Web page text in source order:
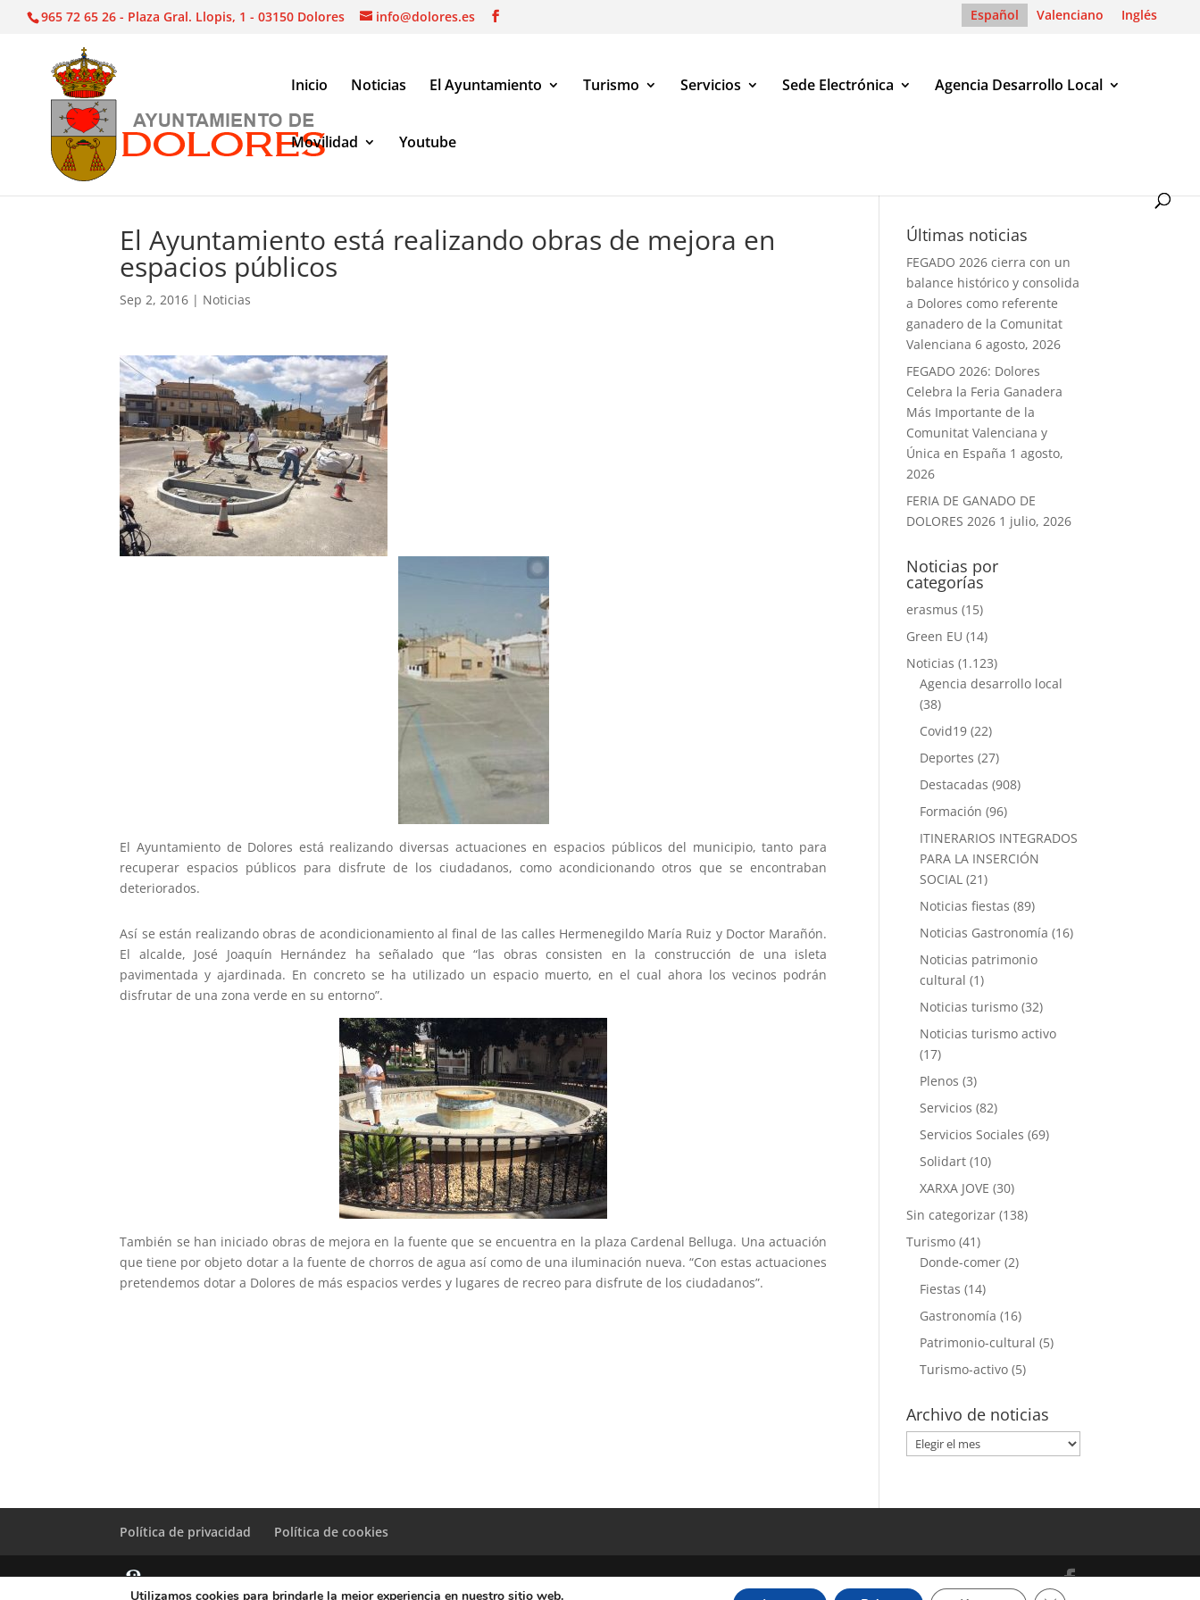
965 72 65 26 - Plaza Gral. Llopis, 1 - 03150 Dolores info@dolores.es Español Valenciano Inglés
Inicio Noticias El Ayuntamiento Turismo Servicios Sede Electrónica Agencia Desarrollo Local
Movilidad Youtube
El Ayuntamiento está realizando obras de mejora en
espacios públicos
Sep 2, 2016 | Noticias
El Ayuntamiento de Dolores está realizando diversas actuaciones en espacios públicos del municipio, tanto para
recuperar espacios públicos para disfrute de los ciudadanos, como acondicionando otros que se encontraban
deteriorados.
Así se están realizando obras de acondicionamiento al final de las calles Hermenegildo María Ruiz y Doctor Marañón.
El alcalde, José Joaquín Hernández ha señalado que “las obras consisten en la construcción de una isleta
pavimentada y ajardinada. En concreto se ha utilizado un espacio muerto, en el cual ahora los vecinos podrán
disfrutar de una zona verde en su entorno”.
También se han iniciado obras de mejora en la fuente que se encuentra en la plaza Cardenal Belluga. Una actuación
que tiene por objeto dotar a la fuente de chorros de agua así como de una iluminación nueva. “Con estas actuaciones
pretendemos dotar a Dolores de más espacios verdes y lugares de recreo para disfrute de los ciudadanos”.
Últimas noticias
FEGADO 2026 cierra con un
balance histórico y consolida
a Dolores como referente
ganadero de la Comunitat
Valenciana 6 agosto, 2026
FEGADO 2026: Dolores
Celebra la Feria Ganadera
Más Importante de la
Comunitat Valenciana y
Única en España 1 agosto,
2026
FERIA DE GANADO DE
DOLORES 2026 1 julio, 2026
Noticias por
categorías
erasmus (15)
Green EU (14)
Noticias (1.123)
Agencia desarrollo local
(38)
Covid19 (22)
Deportes (27)
Destacadas (908)
Formación (96)
ITINERARIOS INTEGRADOS
PARA LA INSERCIÓN
SOCIAL (21)
Noticias fiestas (89)
Noticias Gastronomía (16)
Noticias patrimonio
cultural (1)
Noticias turismo (32)
Noticias turismo activo
(17)
Plenos (3)
Servicios (82)
Servicios Sociales (69)
Solidart (10)
XARXA JOVE (30)
Sin categorizar (138)
Turismo (41)
Donde-comer (2)
Fiestas (14)
Gastronomía (16)
Patrimonio-cultural (5)
Turismo-activo (5)
Archivo de noticias
Archivo
de
Política de privacidad Política de cookies
Utilizamos cookies para brindarle la mejor experiencia en nuestro sitio web.